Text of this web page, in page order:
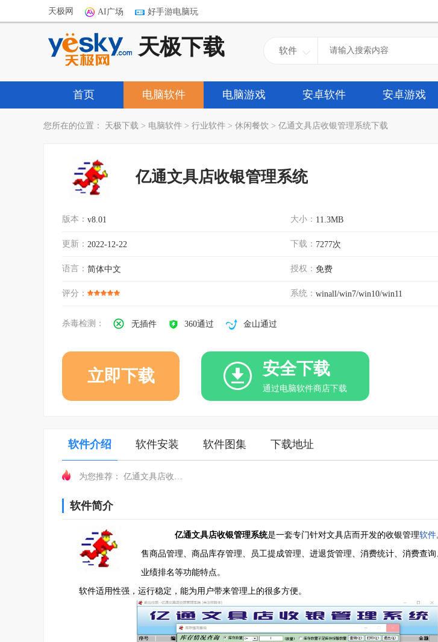
天极网 AI广场 好手游电脑玩
天极下载 软件
首页 电脑软件 电脑游戏 安卓软件 安卓游戏
您所在的位置： 天极下载 > 电脑软件 > 行业软件 > 休闲餐饮 > 亿通文具店收银管理系统下载
亿通文具店收银管理系统
版本： v8.01 大小： 11.3MB
更新： 2022-12-22 下载： 7277次
语言： 简体中文 授权： 免费
评分： 系统： winall/win7/win10/win11
杀毒检测： 无插件 360通过 金山通过
立即下载 安全下载
通过电脑软件商店下载
软件介绍 软件安装 软件图集 下载地址
为您推荐：
软件简介
亿通文具店收银管理系统是一套专门针对文具店而开发的收银管理软件
售商品管理、商品库存管理、员工提成管理、进退货管理、消费统计、消费查
业绩排名等功能特点。
软件适用性强，运行稳定，能为用户带来管理上的很多方便。